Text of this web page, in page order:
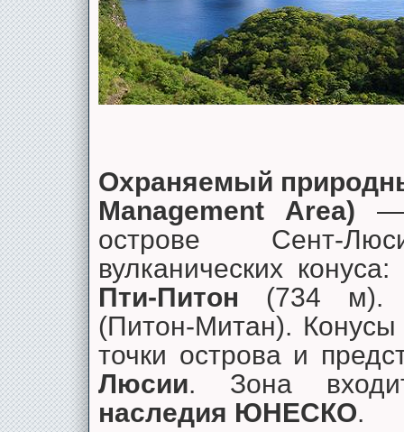
Охраняемый
Management Area) —
острове Сент-
вулканических конуса:
Пти-Питон (734 м).
(Питон-Митан).
точки острова и
Люсии. Зона
наследия ЮНЕСКО.